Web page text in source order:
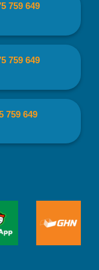
thất thoát nhiệt.
chứng nhận
759 649
759 649
759 649